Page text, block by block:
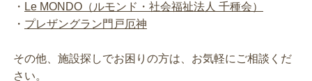
・ Le MONDO（ルモンド・社会福祉法人 千種会）
・ プレザングラン門戸厄神
その他、施設探しでお困りの方は、お気軽にご相談くだ
さい。